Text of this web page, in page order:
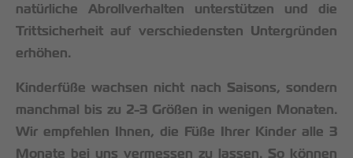
natürliche Abrollverhalten unterstützen und die
Trittsicherheit auf verschiedensten Untergründen
erhöhen.
Kinderfüße wachsen nicht nach Saisons, sondern
manchmal bis zu 2-3 Größen in wenigen Monaten.
Wir empfehlen Ihnen, die Füße Ihrer Kinder alle 3
Monate bei uns vermessen zu lassen. So können